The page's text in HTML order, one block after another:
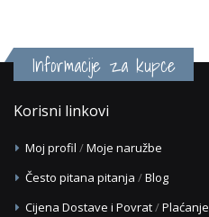
Informacije za kupce
Korisni linkovi
Moj profil /Moje naružbe
Često pitana pitanja /Blog
Cijena Dostave i Povrat/Plaćanje